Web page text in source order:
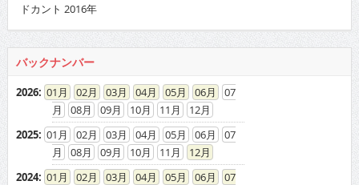
ドカント 2016年
バックナンバー
2026: 01 02 03 04 05 06
07
08
09 10 11
12
2025: 01 02 03 04 05 06
07
08
09 10 11
12
2024: 01 02 03 04 05 06
07